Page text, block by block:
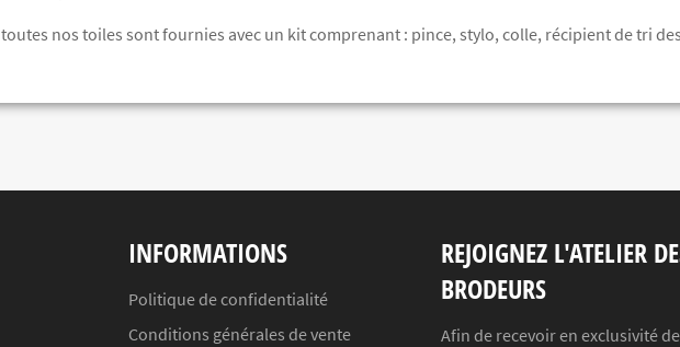
toutes nos toiles sont fournies avec un kit comprenant : pince, stylo, colle, récipient de tri
INFORMATIONS
Politique de confidentialité
Conditions générales de vente
REJOIGNEZ L'ATELIER
BRODEURS
Afin de recevoir en exclusivité